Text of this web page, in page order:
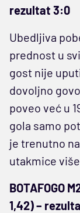
rezultat 3:0
Ubedljiva
prednost u
gost nije
dovoljno
poveo već u
gola samo
je trenutno
utakmice
BOTAFOGO
1,42) –